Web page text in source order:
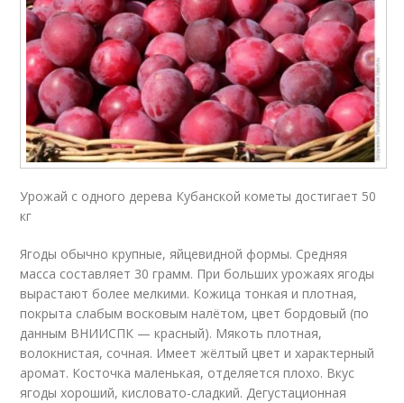
Урожай с одного дерева Кубанской кометы достигает 50
кг
Ягоды обычно крупные, яйцевидной формы. Средняя
масса составляет 30 грамм. При больших урожаях ягоды
вырастают более мелкими. Кожица тонкая и плотная,
покрыта слабым восковым налётом, цвет бордовый (по
данным ВНИИСПК — красный). Мякоть плотная,
волокнистая, сочная. Имеет жёлтый цвет и характерный
аромат. Косточка маленькая, отделяется плохо. Вкус
ягоды хороший, кисловато-сладкий. Дегустационная